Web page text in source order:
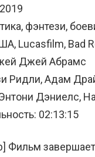
фэнтези,
Lucasfilm, Bad
Джей Абрамс
Ридли, Адам
Дэниелс,
02:13:15
Фильм